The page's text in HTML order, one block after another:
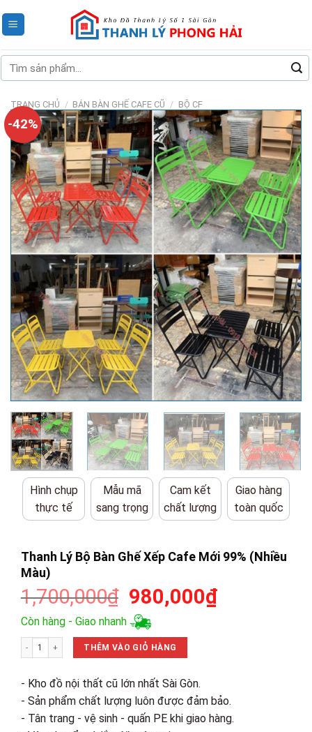
to
Tìm
kiếm:
TRANG CHỦ / BÁN BÀN GHẾ CAFE CŨ / BỘ CF
-42%
Hình chụp
thực tế
Mẫu mã
sang trọng
Cam kết
chất lượng
Giao hàng
toàn quốc
Thanh Lý Bộ Bàn Ghế Xếp Cafe Mới 99% (Nhiều
Màu)
1,700,000₫ Giá
gốc
là:
1,700,000₫.
980,000₫Giá
Còn hàng - Giao nhanh
Thanh Lý Bộ Bàn Ghế Xếp Cafe Mới 99% (Nhiều Màu) số lượng
THÊM VÀO GIỎ HÀNG
- Kho đồ nội thất cũ lớn nhất Sài Gòn.
- Sản phẩm chất lượng luôn được đảm bảo.
- Tân trang - vệ sinh - quấn PE khi giao hàng.